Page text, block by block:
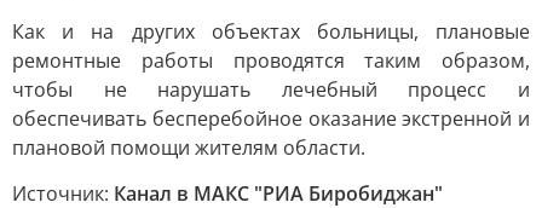
Как и на других объектах больницы, плановые
ремонтные работы проводятся таким образом,
чтобы не нарушать лечебный процесс и
обеспечивать бесперебойное оказание экстренной и
плановой помощи жителям области.
Источник: Канал в МАКС "РИА Биробиджан"